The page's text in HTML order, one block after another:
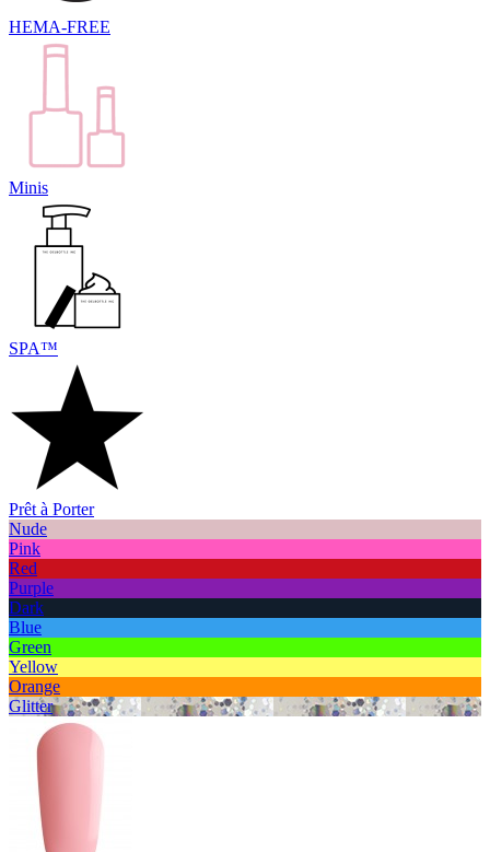
HEMA-FREE
Minis
SPA™
Prêt à Porter
Nude
Pink
Red
Purple
Dark
Blue
Green
Yellow
Orange
Glitter